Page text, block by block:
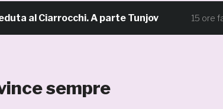
Ciarrocchi. A parte Tunjov 15 ore fa La
sempre